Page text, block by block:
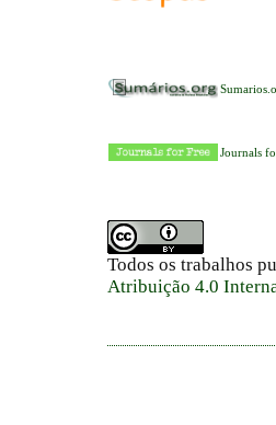
Journals
Todos os trabalhos
Atribuição 4.0